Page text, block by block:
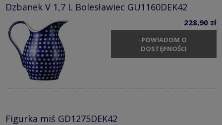
Dzbanek V 1,7 L Bolesławiec GU1160DEK42
228,90 zł
POWIADOM O
DOSTĘPNOŚCI
Figurka miś GD1275DEK42